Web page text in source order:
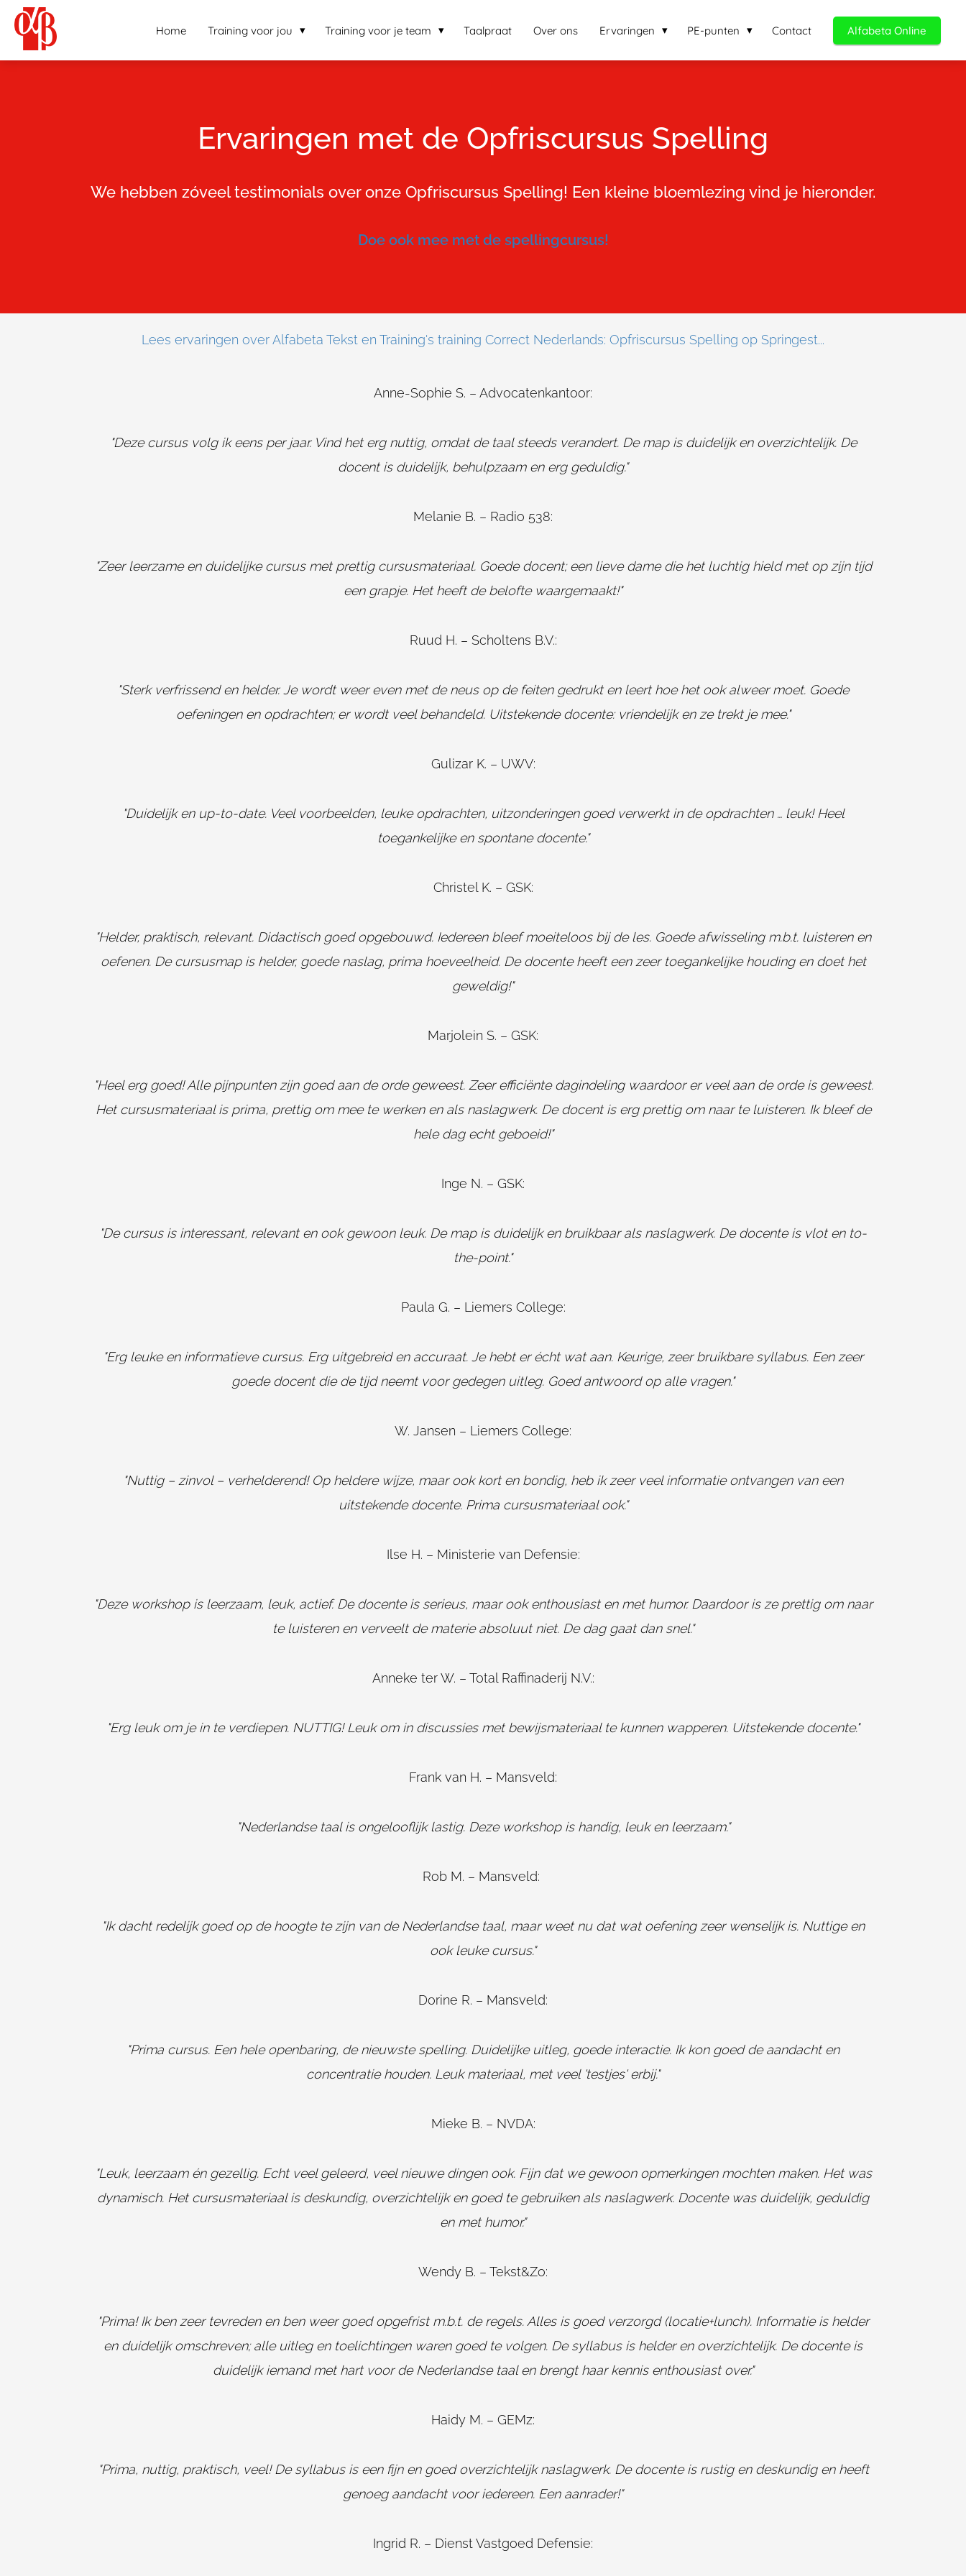
Home Training voor jou Training voor je team Taalpraat Over ons Ervaringen PE-punten Contact Alfabeta Online
Ervaringen met de Opfriscursus Spelling
We hebben zóveel testimonials over onze Opfriscursus Spelling! Een kleine bloemlezing vind je hieronder.
Doe ook mee met de spellingcursus!
Lees ervaringen over Alfabeta Tekst en Training's training Correct Nederlands: Opfriscursus Spelling op Springest...
Anne-Sophie S. – Advocatenkantoor:
"Deze cursus volg ik eens per jaar. Vind het erg nuttig, omdat de taal steeds verandert. De map is duidelijk en overzichtelijk. De
docent is duidelijk, behulpzaam en erg geduldig."
Melanie B. – Radio 538:
"Zeer leerzame en duidelijke cursus met prettig cursusmateriaal. Goede docent; een lieve dame die het luchtig hield met op zijn tijd
een grapje. Het heeft de belofte waargemaakt!"
Ruud H. – Scholtens B.V.:
"Sterk verfrissend en helder. Je wordt weer even met de neus op de feiten gedrukt en leert hoe het ook alweer moet. Goede
oefeningen en opdrachten; er wordt veel behandeld. Uitstekende docente: vriendelijk en ze trekt je mee."
Gulizar K. – UWV:
"Duidelijk en up-to-date. Veel voorbeelden, leuke opdrachten, uitzonderingen goed verwerkt in de opdrachten … leuk! Heel
toegankelijke en spontane docente."
Christel K. – GSK:
"Helder, praktisch, relevant. Didactisch goed opgebouwd. Iedereen bleef moeiteloos bij de les. Goede afwisseling m.b.t. luisteren en
oefenen. De cursusmap is helder, goede naslag, prima hoeveelheid. De docente heeft een zeer toegankelijke houding en doet het
geweldig!"
Marjolein S. – GSK:
"Heel erg goed! Alle pijnpunten zijn goed aan de orde geweest. Zeer efficiënte dagindeling waardoor er veel aan de orde is geweest.
Het cursusmateriaal is prima, prettig om mee te werken en als naslagwerk. De docent is erg prettig om naar te luisteren. Ik bleef de
hele dag echt geboeid!"
Inge N. – GSK:
"De cursus is interessant, relevant en ook gewoon leuk. De map is duidelijk en bruikbaar als naslagwerk. De docente is vlot en to-
the-point."
Paula G. – Liemers College:
"Erg leuke en informatieve cursus. Erg uitgebreid en accuraat. Je hebt er écht wat aan. Keurige, zeer bruikbare syllabus. Een zeer
goede docent die de tijd neemt voor gedegen uitleg. Goed antwoord op alle vragen."
W. Jansen – Liemers College:
"Nuttig – zinvol – verhelderend! Op heldere wijze, maar ook kort en bondig, heb ik zeer veel informatie ontvangen van een
uitstekende docente. Prima cursusmateriaal ook."
Ilse H. – Ministerie van Defensie:
"Deze workshop is leerzaam, leuk, actief. De docente is serieus, maar ook enthousiast en met humor. Daardoor is ze prettig om naar
te luisteren en verveelt de materie absoluut niet. De dag gaat dan snel."
Anneke ter W. – Total Raffinaderij N.V.:
"Erg leuk om je in te verdiepen. NUTTIG! Leuk om in discussies met bewijsmateriaal te kunnen wapperen. Uitstekende docente."
Frank van H. – Mansveld:
"Nederlandse taal is ongelooflijk lastig. Deze workshop is handig, leuk en leerzaam."
Rob M. – Mansveld:
"Ik dacht redelijk goed op de hoogte te zijn van de Nederlandse taal, maar weet nu dat wat oefening zeer wenselijk is. Nuttige en
ook leuke cursus."
Dorine R. – Mansveld:
"Prima cursus. Een hele openbaring, de nieuwste spelling. Duidelijke uitleg, goede interactie. Ik kon goed de aandacht en
concentratie houden. Leuk materiaal, met veel 'testjes' erbij."
Mieke B. – NVDA:
"Leuk, leerzaam én gezellig. Echt veel geleerd, veel nieuwe dingen ook. Fijn dat we gewoon opmerkingen mochten maken. Het was
dynamisch. Het cursusmateriaal is deskundig, overzichtelijk en goed te gebruiken als naslagwerk. Docente was duidelijk, geduldig
en met humor."
Wendy B. – Tekst&Zo:
"Prima! Ik ben zeer tevreden en ben weer goed opgefrist m.b.t. de regels. Alles is goed verzorgd (locatie+lunch). Informatie is helder
en duidelijk omschreven; alle uitleg en toelichtingen waren goed te volgen. De syllabus is helder en overzichtelijk. De docente is
duidelijk iemand met hart voor de Nederlandse taal en brengt haar kennis enthousiast over."
Haidy M. – GEMz:
"Prima, nuttig, praktisch, veel! De syllabus is een fijn en goed overzichtelijk naslagwerk. De docente is rustig en deskundig en heeft
genoeg aandacht voor iedereen. Een aanrader!"
Ingrid R. – Dienst Vastgoed Defensie: